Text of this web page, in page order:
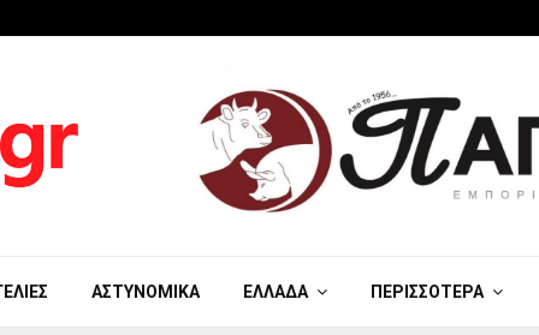
ΑΣΤΥΝΟΜΙΚΆ ΕΛΛΆΔΑ ΠΕΡΙΣΣΌΤΕΡΑ